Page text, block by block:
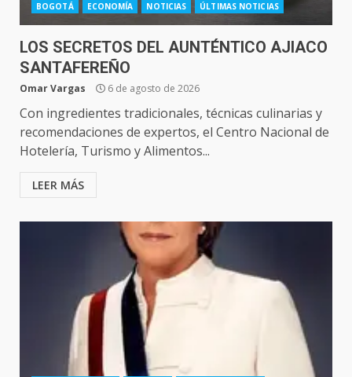
BOGOTÁ ECONOMÍA NOTICIAS ÚLTIMAS NOTICIAS
LOS SECRETOS DEL AUNTÉNTICO AJIACO
SANTAFEREÑO
Omar Vargas 6 de agosto de 2026
Con ingredientes tradicionales, técnicas culinarias y
recomendaciones de expertos, el Centro Nacional de
Hotelería, Turismo y Alimentos...
LEER MÁS